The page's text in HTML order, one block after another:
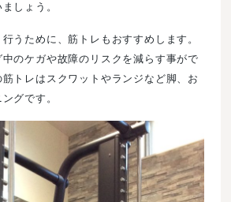
しょう。
うために、筋トレもおすすめします。
のケガや故障のリスクを減らす事がで
トレはスクワットやランジなど脚、お
グです。